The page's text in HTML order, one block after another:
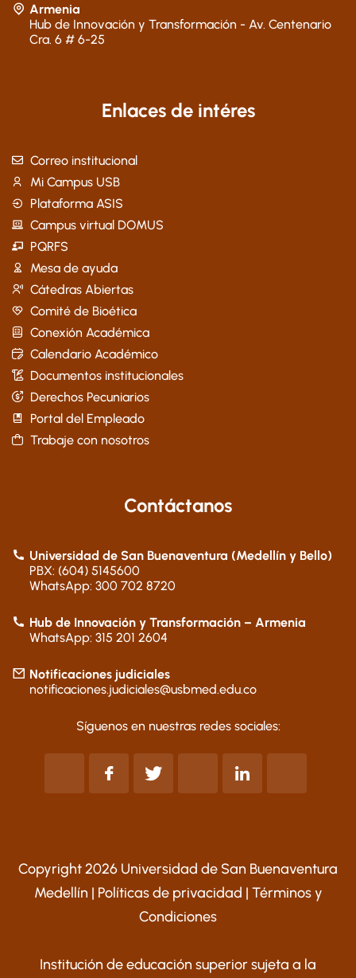
Armenia
Hub de Innovación y Transformación - Av. Centenario
Cra. 6 # 6-25
Enlaces de intéres
Correo institucional
Mi Campus USB
Plataforma ASIS
Campus virtual DOMUS
PQRFS
Mesa de ayuda
Cátedras Abiertas
Comité de Bioética
Conexión Académica
Calendario Académico
Documentos institucionales
Derechos Pecuniarios
Portal del Empleado
Trabaje con nosotros
Contáctanos
Universidad de San Buenaventura (Medellín y Bello)
PBX: (604) 5145600
WhatsApp: 300 702 8720
Hub de Innovación y Transformación – Armenia
WhatsApp: 315 201 2604
Notificaciones judiciales
notificaciones.judiciales@usbmed.edu.co
Síguenos en nuestras redes sociales:
Copyright 2026 Universidad de San Buenaventura
Medellín | Políticas de privacidad | Términos y
Condiciones
Institución de educación superior sujeta a la